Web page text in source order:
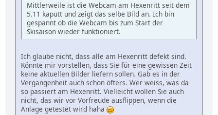
Mittlerweile ist die Webcam am Hexenritt seit dem
5.11 kaputt und zeigt das selbe Bild an. Ich bin
gespannt ob die Webcam bis zum Start der
Skisaison wieder funktioniert.
Ich glaube nicht, dass alle am Hexenritt defekt sind.
Könnte mir vorstellen, dass Sie für eine gewissen Zeit
keine aktuellen Bilder liefern sollen. Gab es in der
Vergangenheit auch schon öfters. Wer weiss, was da
so passiert am Hexenritt. Vielleicht wollen Sie auch
nicht, das wir vor Vorfreude ausflippen, wenn die
Anlage getestet wird haha